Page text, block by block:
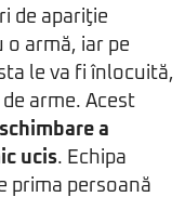
de apariţie
armă, iar pe
le va fi înlocuită,
arme. Acest
schimbare a
ucis. Echipa
prima persoană